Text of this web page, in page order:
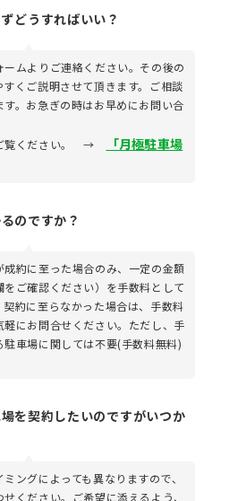
どうすればいい？
ムよりご連絡ください。その後の
くご説明させて頂きます。ご相談
。お急ぎの時はお早めにお問い合
覧ください。 →
「月極駐車場
のですか？
約に至った場合のみ、一定の金額
をご確認ください）を手数料として
約に至らなかった場合は、手数料
にお問合せください。ただし、手
車場に関しては不要(手数料無料)
を契約したいのですがいつか
ングによっても異なりますので、
ください。ご希望に添えるよう、